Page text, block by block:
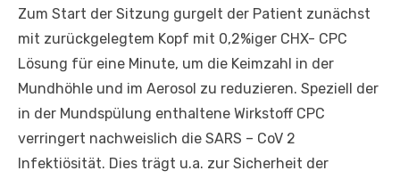
Zum Start der Sitzung gurgelt der Patient zunächst
mit zurückgelegtem Kopf mit 0,2%iger CHX- CPC
Lösung für eine Minute, um die Keimzahl in der
Mundhöhle und im Aerosol zu reduzieren. Speziell der
in der Mundspülung enthaltene Wirkstoff CPC
verringert nachweislich die SARS – CoV 2
Infektiösität. Dies trägt u.a. zur Sicherheit der